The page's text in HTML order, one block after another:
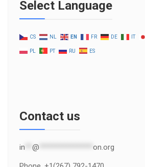
Select Language
CS NL EN FR DE
PL PT RU ES
Contact us
in @ on.org